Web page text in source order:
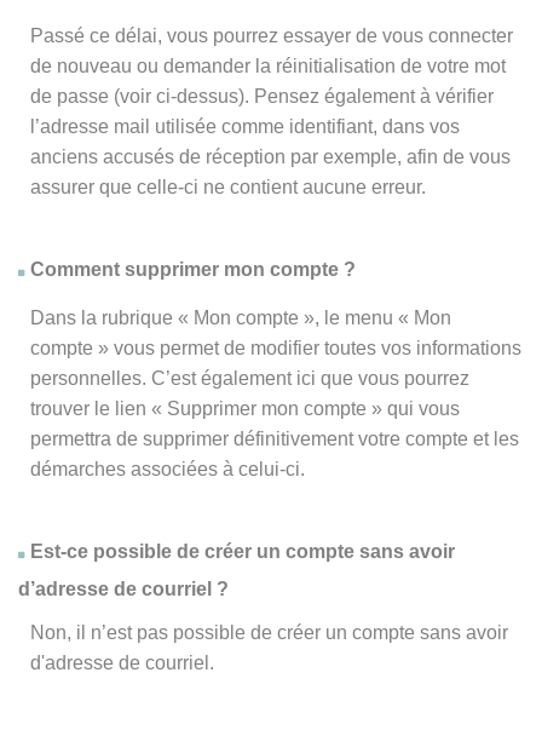
Passé ce délai, vous pourrez essayer de vous connecter
de nouveau ou demander la réinitialisation de votre mot
de passe (voir ci-dessus). Pensez également à vérifier
l’adresse mail utilisée comme identifiant, dans vos
anciens accusés de réception par exemple, afin de vous
assurer que celle-ci ne contient aucune erreur.
Comment supprimer mon compte ?
Dans la rubrique « Mon compte », le menu « Mon
compte » vous permet de modifier toutes vos informations
personnelles. C’est également ici que vous pourrez
trouver le lien « Supprimer mon compte » qui vous
permettra de supprimer définitivement votre compte et les
démarches associées à celui-ci.
Est-ce possible de créer un compte sans avoir
d’adresse de courriel ?
Non, il n’est pas possible de créer un compte sans avoir
d'adresse de courriel.